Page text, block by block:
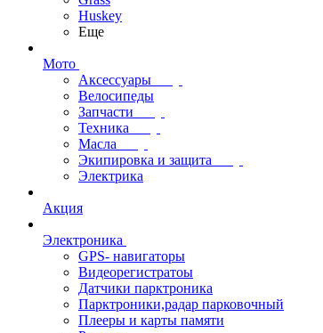
Huskey
Еще
Мото
Аксессуары
Велосипеды
Запчасти
Техника
Масла
Экипировка и защита
Электрика
Акция
Электроника
GPS- навигаторы
Видеорегистратоы
Датчики парктроника
Парктроники,радар парковочный
Плееры и карты памяти